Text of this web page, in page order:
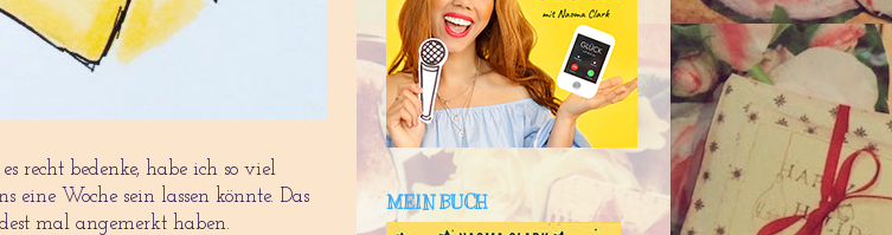
recht bedenke, habe ich so viel
eine Woche sein lassen könnte. Das
mal angemerkt haben.
MEIN BUCH